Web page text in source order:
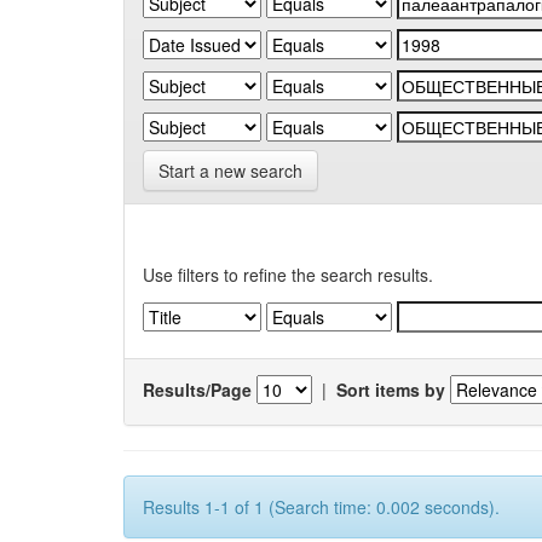
Start a new search
Use filters to refine the search results.
Results/Page | Sort items by
Results 1-1 of 1 (Search time: 0.002 seconds).